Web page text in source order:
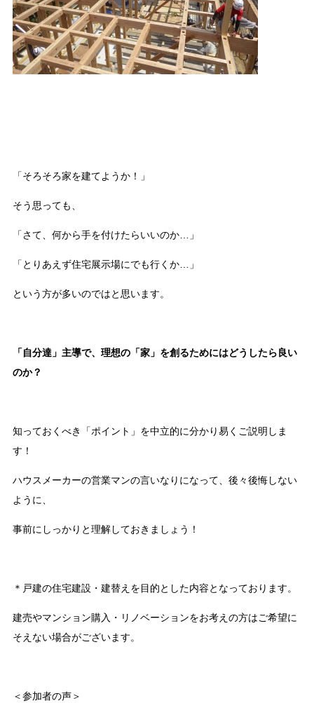
「そろそろ家を建てようか！」
そう思っても、
「さて、何から手を付けたらいいのか…」
「とりあえず住宅展示場にでも行くか…」
という方が多いのではと思います。
「自分達」主導で、理想の「家」を創るためにはどうしたら良い
のか？
知っておくべき「ポイント」を中立的に分かり易くご説明しま
す！
ハウスメーカーの営業マンの言いなりになって、後々後悔しない
ように、
事前にしっかりと理解しておきましょう！
＊戸建の住宅建設・建替えを目的とした内容となっております。
建売やマンション購入・リノベーションをお考えの方はご希望に
そえない場合がございます。
＜参加者の声＞